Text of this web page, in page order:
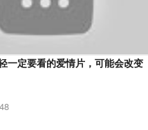
一定要看的爱情片，可能会改变